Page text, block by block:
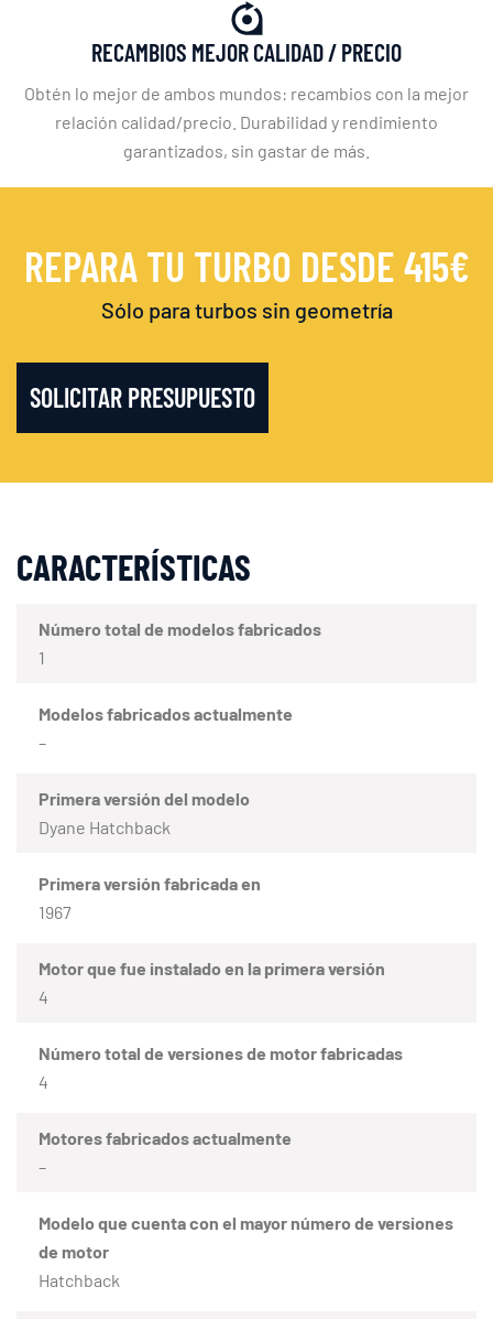
RECAMBIOS MEJOR CALIDAD / PRECIO
Obtén lo mejor de ambos mundos: recambios con la mejor
relación calidad/precio. Durabilidad y rendimiento
garantizados, sin gastar de más.
REPARA TU TURBO DESDE 415€
Sólo para turbos sin geometría
SOLICITAR PRESUPUESTO
CARACTERÍSTICAS
Número total de modelos fabricados
1
Modelos fabricados actualmente
–
Primera versión del modelo
Dyane Hatchback
Primera versión fabricada en
1967
Motor que fue instalado en la primera versión
4
Número total de versiones de motor fabricadas
4
Motores fabricados actualmente
–
Modelo que cuenta con el mayor número de versiones
de motor
Hatchback